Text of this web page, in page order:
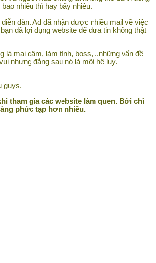
nhiêu thì hay bấy nhiêu.
đàn. Ad đã nhận được nhiều mail về việc
đã lợi dụng website để đưa tin không thật
là mại dâm, làm tình, boss,...những vấn đề
nhưng đằng sau nó là một hệ lụy.
guys.
tham gia các website làm quen. Bởi chỉ
phức tạp hơn nhiều.